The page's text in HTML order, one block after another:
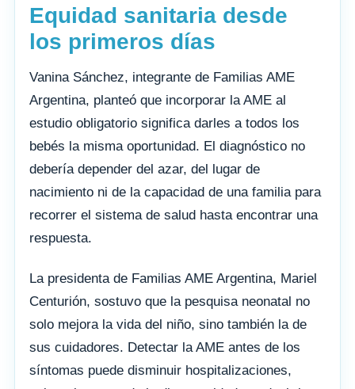
Equidad sanitaria desde
los primeros días
Vanina Sánchez, integrante de Familias AME
Argentina, planteó que incorporar la AME al
estudio obligatorio significa darles a todos los
bebés la misma oportunidad. El diagnóstico no
debería depender del azar, del lugar de
nacimiento ni de la capacidad de una familia para
recorrer el sistema de salud hasta encontrar una
respuesta.
La presidenta de Familias AME Argentina, Mariel
Centurión, sostuvo que la pesquisa neonatal no
solo mejora la vida del niño, sino también la de
sus cuidadores. Detectar la AME antes de los
síntomas puede disminuir hospitalizaciones,